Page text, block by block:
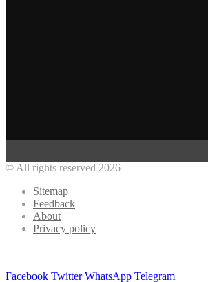
© All rights reserved 2026
Sitemap
Feedback
About
Privacy policy
Facebook Twitter WhatsApp Telegram